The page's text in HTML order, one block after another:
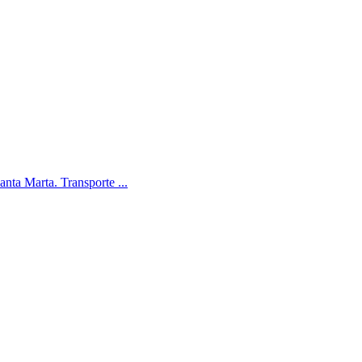
Marta. Transporte ...